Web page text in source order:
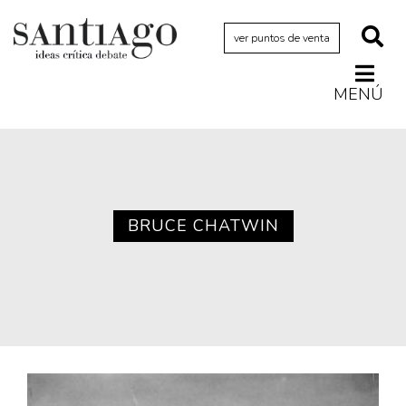
ver puntos de venta
MENÚ
BRUCE CHATWIN